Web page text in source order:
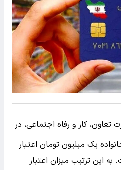
تعاون، کار و رفاه اجتماعی، در
یک میلیون تومان اعتبار
این ترتیب میزان اعتبار